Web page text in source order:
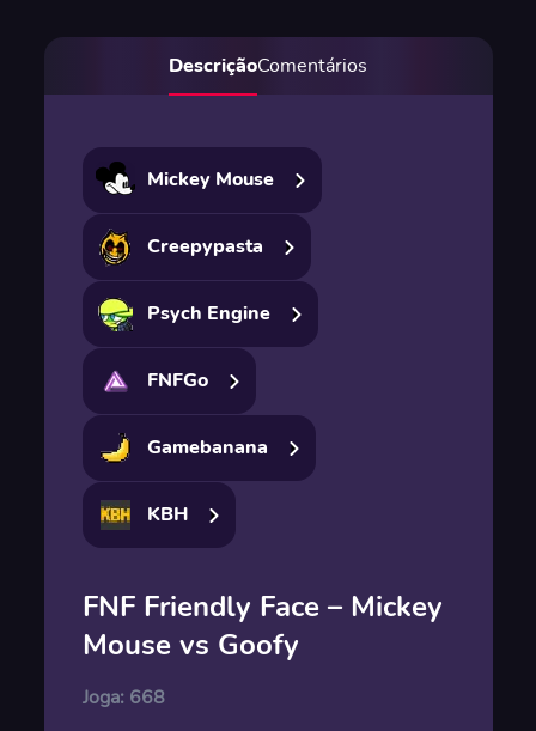
DescriçãoComentários
Mickey Mouse
Creepypasta
Psych Engine
FNFGo
Gamebanana
KBH
FNF Friendly Face – Mickey
Mouse vs Goofy
Joga: 668